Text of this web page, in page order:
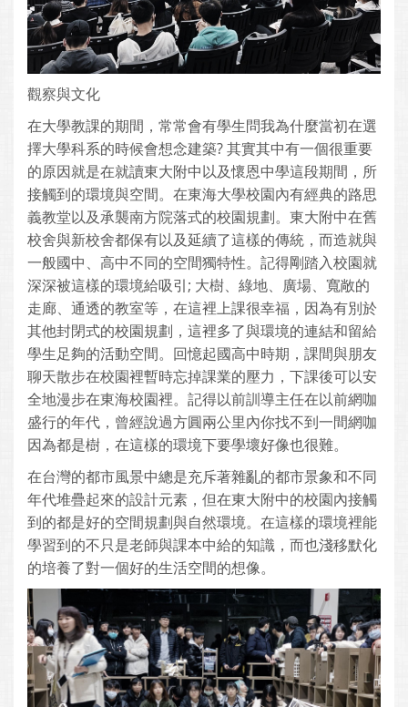
觀察與文化
在大學教課的期間，常常會有學生問我為什麼當初在選
擇大學科系的時候會想念建築? 其實其中有一個很重要
的原因就是在就讀東大附中以及懷恩中學這段期間，所
接觸到的環境與空間。在東海大學校園內有經典的路思
義教堂以及承襲南方院落式的校園規劃。東大附中在舊
校舍與新校舍都保有以及延續了這樣的傳統，而造就與
一般國中、高中不同的空間獨特性。記得剛踏入校園就
深深被這樣的環境給吸引; 大樹、綠地、廣場、寬敞的
走廊、通透的教室等，在這裡上課很幸福，因為有別於
其他封閉式的校園規劃，這裡多了與環境的連結和留給
學生足夠的活動空間。回憶起國高中時期，課間與朋友
聊天散步在校園裡暫時忘掉課業的壓力，下課後可以安
全地漫步在東海校園裡。記得以前訓導主任在以前網咖
盛行的年代，曾經說過方圓兩公里內你找不到一間網咖
因為都是樹，在這樣的環境下要學壞好像也很難。
在台灣的都市風景中總是充斥著雜亂的都市景象和不同
年代堆疊起來的設計元素，但在東大附中的校園內接觸
到的都是好的空間規劃與自然環境。在這樣的環境裡能
學習到的不只是老師與課本中給的知識，而也淺移默化
的培養了對一個好的生活空間的想像。